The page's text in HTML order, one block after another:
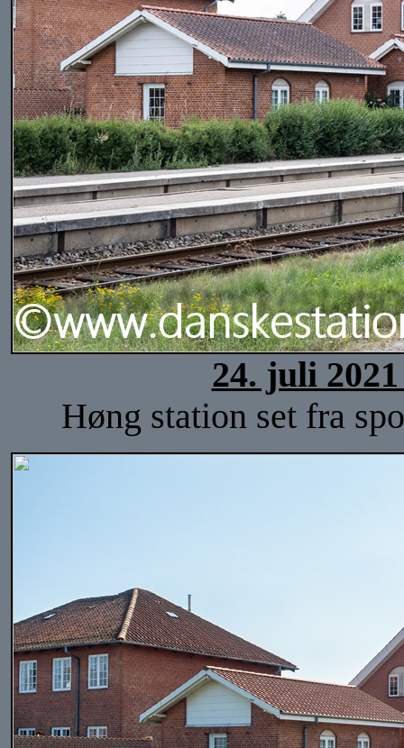
24. juli
Høng station set fra